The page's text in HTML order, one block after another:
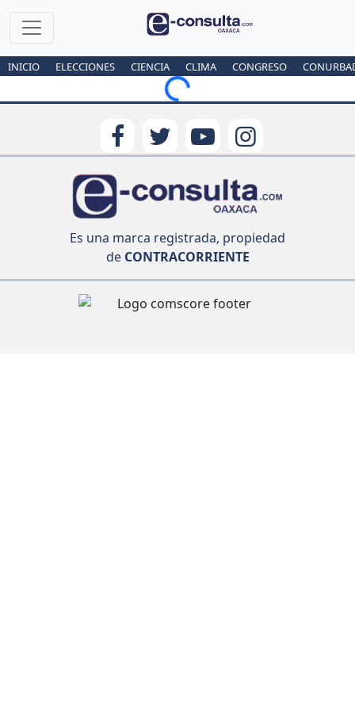
INICIO ELECCIONES CIENCIA CLIMA CONGRESO
Loading...
Es una marca registrada, propiedad
deCONTRACORRIENTE